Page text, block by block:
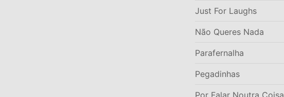
Just For Laughs
Não Queres Nada
Parafernalha
Pegadinhas
Por Falar Noutra Coisa